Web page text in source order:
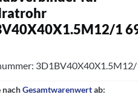
1
3D1BV40X40X1.5M12/
nachGesamtwarenwertab: